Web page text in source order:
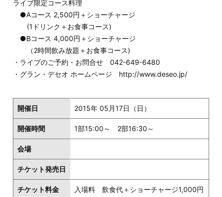
ライブ限定コース料理
●Aコース 2,500円＋ショーチャージ
(1ドリンク＋お食事コース)
●Bコース 4,000円＋ショーチャージ
（2時間飲み放題＋お食事コース)
・ライブのご予約・お問合せ 042-649-6480
・グラン・デセオ ホームページ http://www.deseo.jp/
開催日 2015年 05月17日（日）
開催時間 1部15:00～ 2部16:30～
会場
チケット発売日
チケット料金 入場料 飲食代＋ショーチャージ1,000円